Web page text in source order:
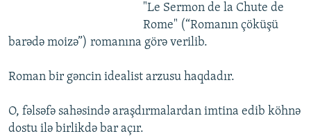
AZADLIQRADIOSU MOBIL TELEFONUNUZDA
BIZIMLƏ ƏLAQƏ
RFE/RL-in bütün saytları"Le Sermon de la Chute de
Rome" (“Romanın çöküşü
barədə moizə”) romanına görə verilib.
Roman bir gəncin idealist arzusu haqdadır.
O, fəlsəfə sahəsində araşdırmalardan imtina edib köhnə
dostu ilə birlikdə bar açır.